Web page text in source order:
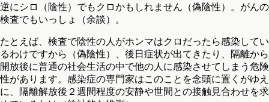
逆にシロ（陰性）でもクロかもしれません（偽陰性）。がんの
検査でもいっしょ（余談）。
たとえば、検査で陰性の人がホンマはクロだったら感染してい
るわけですから（偽陰性）、後日症状が出てきたり、隔離から
開放後に普通の社会生活の中で他の人に感染させてしまう危険
性があります。感染症の専門家はこのことを念頭に置くがゆえ
に、隔離解放後２週間程度の安静や世間との接触見合わせを求